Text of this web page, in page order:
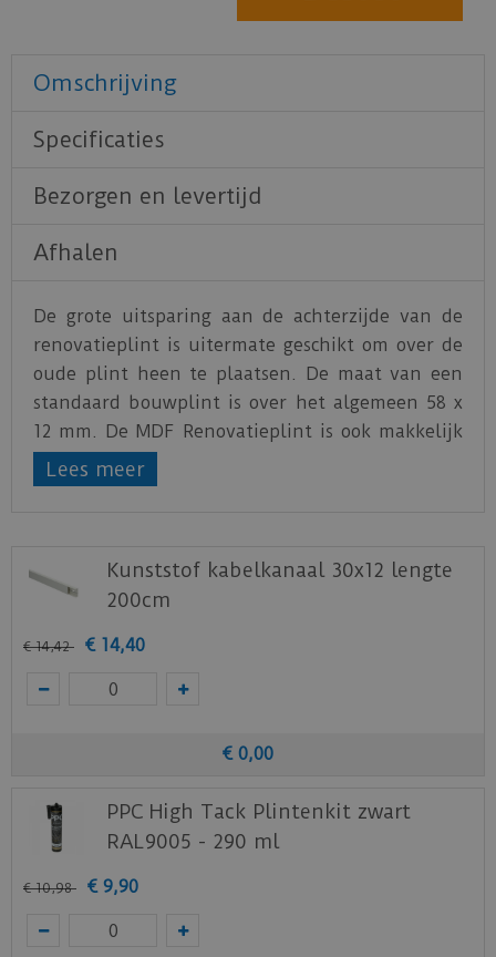
Omschrijving
Specificaties
Bezorgen en levertijd
Afhalen
De grote uitsparing aan de achterzijde van de
renovatieplint is uitermate geschikt om over de
oude plint heen te plaatsen. De maat van een
standaard bouwplint is over het algemeen 58 x
12 mm. De MDF Renovatieplint is ook makkelijk
te gebruiken in combinatie met een kunststof
kabelgoot om de kabels en snoeren weg te
Lees meer
Kunststof kabelkanaal 30x12 lengte
200cm
€ 14,42 € 14,40
€ 0,00
PPC High Tack Plintenkit zwart
RAL9005 - 290 ml
€ 10,98 € 9,90